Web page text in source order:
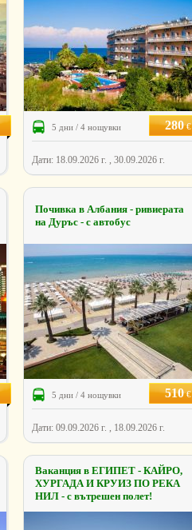
5 дни / 4 нощувки 280€
Дати: 18.09.2026 г. , 30.09.2026 г.
Почивка в Албания - ривиерата
на Дуръс - с автобус
5 дни / 4 нощувки 510€
Дати: 09.09.2026 г. , 18.09.2026 г.
Ваканция в ЕГИПЕТ - КАЙРО,
ХУРГАДА И КРУИЗ ПО РЕКА
НИЛ - с вътрешен полет!